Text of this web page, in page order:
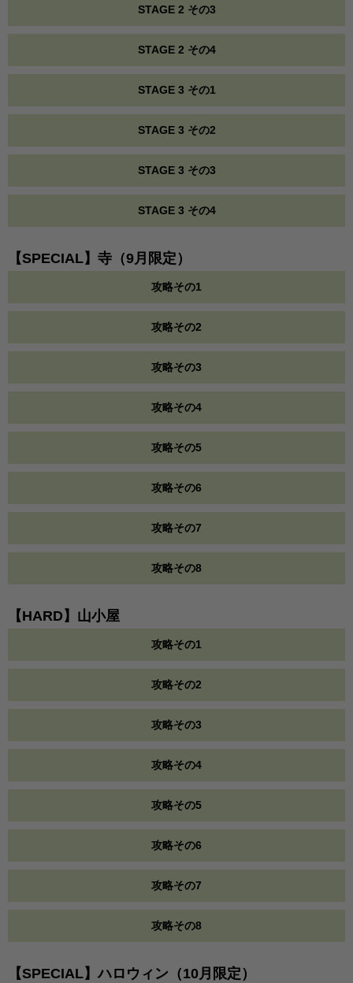
STAGE 2 その3
STAGE 2 その4
STAGE 3 その1
STAGE 3 その2
STAGE 3 その3
STAGE 3 その4
【SPECIAL】寺（9月限定）
攻略その1
攻略その2
攻略その3
攻略その4
攻略その5
攻略その6
攻略その7
攻略その8
【HARD】山小屋
攻略その1
攻略その2
攻略その3
攻略その4
攻略その5
攻略その6
攻略その7
攻略その8
【SPECIAL】ハロウィン（10月限定）